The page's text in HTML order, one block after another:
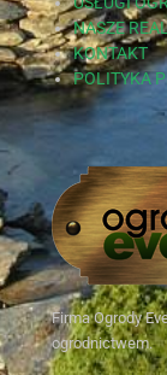
Firma Ogrody
ogrodnictwem.
NASZE
KONTAKT
POLITYKA